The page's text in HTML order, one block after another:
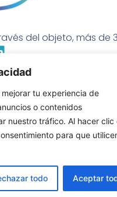
tu experiencia de
o contenidos
nuestro tráfico. Al hacer clic
para que
todo Aceptar
del objeto, más de